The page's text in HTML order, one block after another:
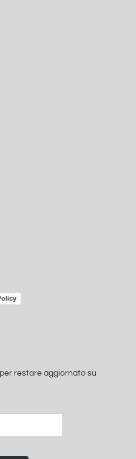
restare aggiornato su